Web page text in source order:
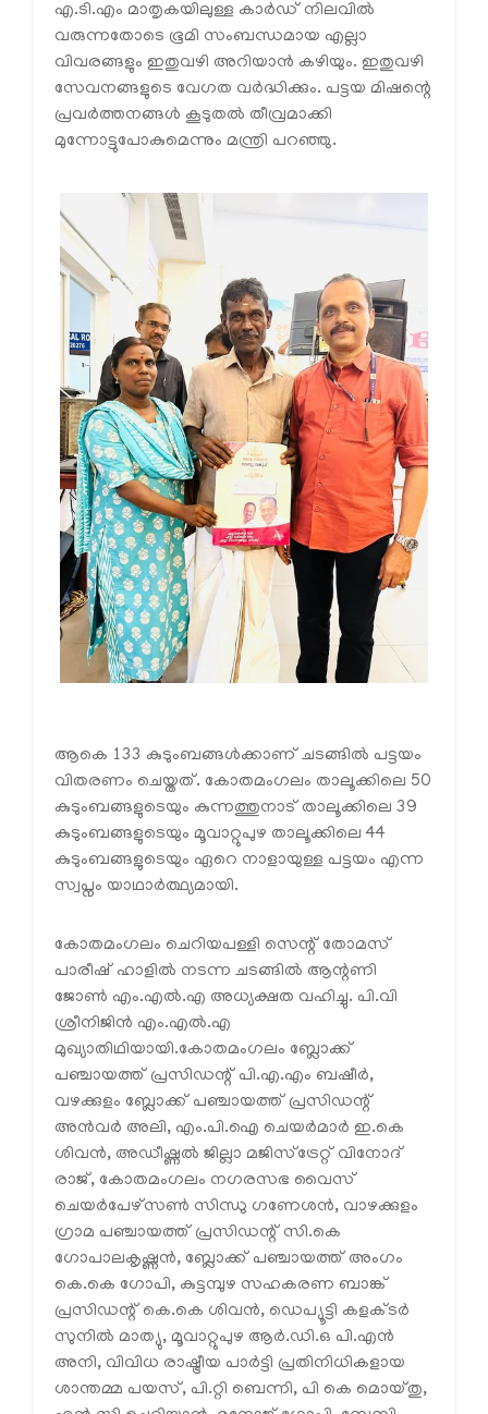
എ.ടി.എം മാതൃകയിലുള്ള കാർഡ് നിലവിൽ
വരുന്നതോടെ ഭൂമി സംബന്ധമായ എല്ലാ
വിവരങ്ങളും ഇതുവഴി അറിയാൻ കഴിയും. ഇതുവഴി
സേവനങ്ങളുടെ വേഗത വർദ്ധിക്കും. പട്ടയ മിഷന്റെ
പ്രവർത്തനങ്ങൾ കൂടുതൽ തീവ്രമാക്കി
മുന്നോട്ടുപോകുമെന്നും മന്ത്രി പറഞ്ഞു.
ആകെ 133 കുടുംബങ്ങൾക്കാണ് ചടങ്ങിൽ പട്ടയം
വിതരണം ചെയ്തത്. കോതമംഗലം താലൂക്കിലെ 50
കുടുംബങ്ങളുടെയും കുന്നത്തുനാട് താലൂക്കിലെ 39
കുടുംബങ്ങളുടെയും മൂവാറ്റുപുഴ താലൂക്കിലെ 44
കുടുംബങ്ങളുടെയും ഏറെ നാളായുള്ള പട്ടയം എന്ന
സ്വപ്നം യാഥാർത്ഥ്യമായി.
കോതമംഗലം ചെറിയപള്ളി സെന്റ് തോമസ്
പാരീഷ് ഹാളിൽ നടന്ന ചടങ്ങിൽ ആന്റണി
ജോൺ എം.എൽ.എ അധ്യക്ഷത വഹിച്ചു. പി.വി
ശ്രീനിജിൻ എം.എൽ.എ
മുഖ്യാതിഥിയായി.കോതമംഗലം ബ്ലോക്ക്
പഞ്ചായത്ത് പ്രസിഡന്റ് പി.എ.എം ബഷീർ,
വഴക്കുളം ബ്ലോക്ക് പഞ്ചായത്ത്‌ പ്രസിഡന്റ്
അൻവർ അലി, എം.പി.ഐ ചെയർമാർ ഇ.കെ
ശിവൻ, അഡീഷ്ണൽ ജില്ലാ മജിസ്ട്രേറ്റ് വിനോദ്
രാജ്, കോതമംഗലം നഗരസഭ വൈസ്‌
ചെയർപേഴ്സൺ സിന്ധു ഗണേശൻ, വാഴക്കുളം
ഗ്രാമ പഞ്ചായത്ത് പ്രസിഡന്റ്‌ സി.കെ
ഗോപാലകൃഷ്ണൻ, ബ്ലോക്ക്‌ പഞ്ചായത്ത് അംഗം
കെ.കെ ഗോപി, കുട്ടമ്പുഴ സഹകരണ ബാങ്ക്
പ്രസിഡന്റ്‌ കെ.കെ ശിവൻ, ഡെപ്യൂട്ടി കളക്ടർ
സുനിൽ മാത്യു, മൂവാറ്റുപുഴ ആർ.ഡി.ഒ പി.എൻ
അനി, വിവിധ രാഷ്ട്രീയ പാർട്ടി പ്രതിനിധികളായ
ശാന്തമ്മ പയസ്, പി.റ്റി ബെന്നി, പി കെ മൊയ്തു,